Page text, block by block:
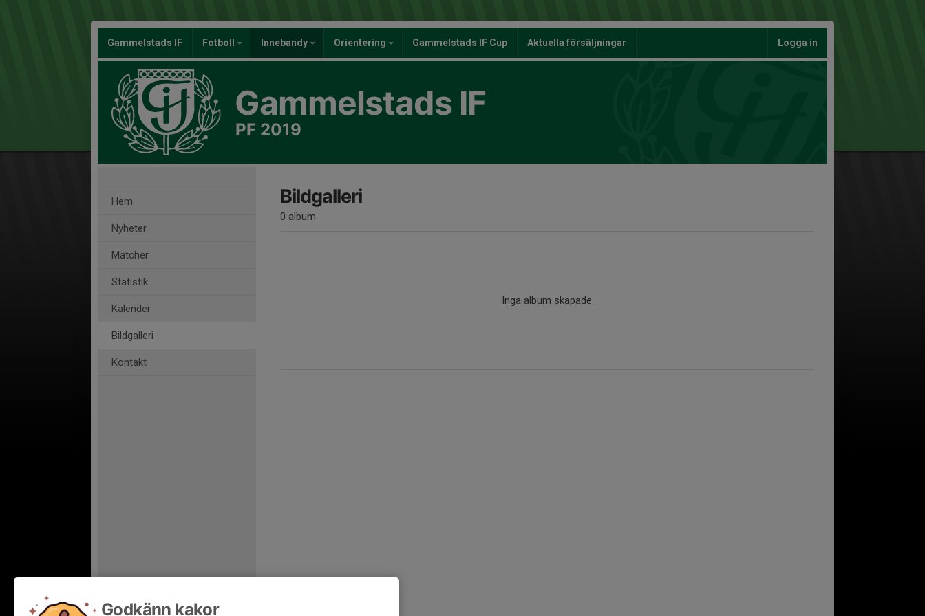
Gammelstads IF Fotboll Innebandy Orientering Gammelstads IF Cup Aktuella försäljningar Logga in
Gammelstads IF
PF 2019
Hem
Nyheter
Matcher
Statistik
Kalender
Bildgalleri
Kontakt
Bildgalleri
0 album
Inga album skapade
Godkänn kakor